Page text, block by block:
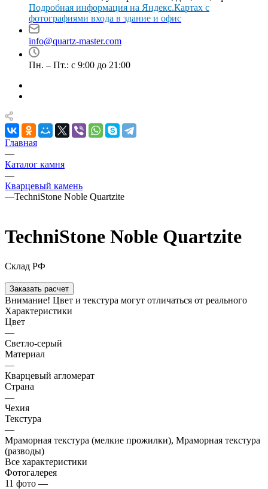
Подробная информация на Яндекс.Картах с
фотографиями входа в здание и офис
info@quartz-master.com
Пн. – Пт.: с 9:00 до 21:00
Главная
—
Каталог камня
—
Кварцевый камень
—TechniStone Noble Quartzite
TechniStone Noble Quartzite
Склад РФ
Заказать расчет
Внимание! Цвет и текстура могут отличаться от реального
Характеристики
Цвет
—
Светло-серый
Материал
—
Кварцевый агломерат
Страна
—
Чехия
Текстура
—
Мраморная текстура (мелкие прожилки), Мраморная текстура
(разводы)
Все характеристики
Фотогалерея
11 фото —